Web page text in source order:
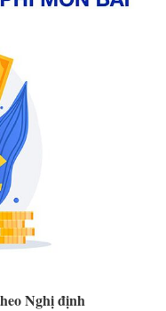
Nghị định